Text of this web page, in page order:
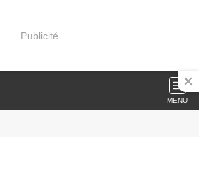
Publicité
MENU